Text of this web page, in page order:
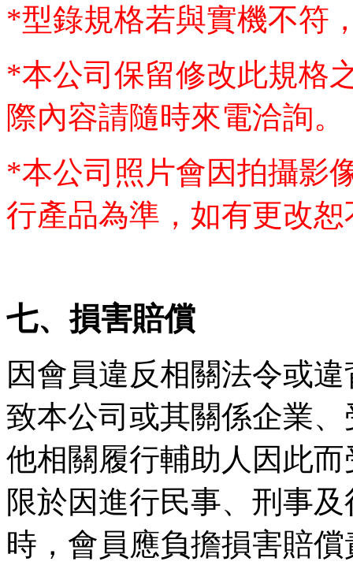
*型錄規格若與實機不符
*本公司保留修改此規格
際內容請隨時來電洽詢。
*本公司照片會因拍攝影
行產品為準，如有更改
七、損害賠償
因會員違反相關法令或
致本公司或其關係企業
他相關履行輔助人因此
限於因進行民事、刑事
時，會員應負擔損害賠